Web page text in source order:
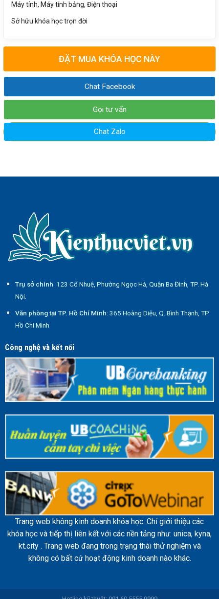
Máy tính, Máy tính bảng, Điện thoại
Sở hữu khóa học trọn đời
ĐẶT MUA KHÓA HỌC NÀY
Chat Facebook
Gọi tư vấn
Chat Zalo
Trụ sở chính: 123 Cổ Nhuệ, Phường Ngọc Hà, Quận Ba Đình, TP. Hà
Nội.
Văn phòng tại TP. Hồ Chí Minh: 365 Hoàng Diệu, Q. Bình Thạnh, TP.
Hồ Chí Minh
Công nghệ và kết nối
Trang web không kinh doanh khóa học. Chỉ giới thiệu các
khóa học và tiếp thị liên kết với các nền tảng như: unica, kyna,
kt.city . Trang web đang trong trạng thái thử nghiệm và
không có bất cứ hoạt động kinh doanh nào khác.